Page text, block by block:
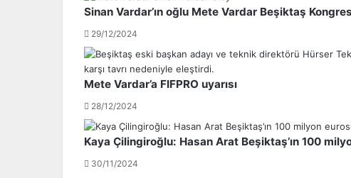
v
p
v
e
r
c
e
ğ
m
r
l
a
c
a
s
a
İ
t
Sinan Vardar’ın oğlu Mete Vardar Beşiktaş
29/12/2024
Mete Vardar’a FIFPRO uyarısı
28/12/2024
Kaya Çilingiroğlu: Hasan Arat Beşiktaş’ın 100
30/11/2024